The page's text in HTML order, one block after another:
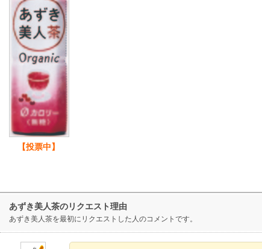
【投票中】
あずき美人茶のリクエスト理由
あずき美人茶を最初にリクエストした人のコメントです。